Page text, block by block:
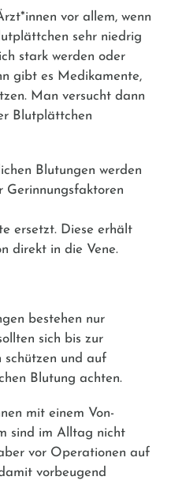
vor allem, wenn
sehr niedrig
stark werden oder
gibt es Medikamente,
Man versucht dann
Blutplättchen
Blutungen werden
Gerinnungsfaktoren
ersetzt. Diese erhält
direkt in die Vene.
bestehen nur
sich bis zur
schützen und auf
Blutung achten.
mit einem Von-
sind im Alltag nicht
vor Operationen auf
vorbeugend